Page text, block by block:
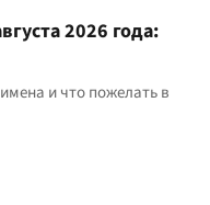
2026 года:
и что пожелать в